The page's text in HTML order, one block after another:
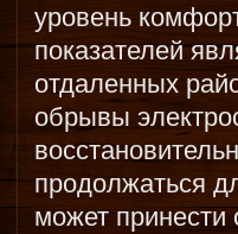
уровень
показателей
отдаленных
обрывы
продолжаться
может принести